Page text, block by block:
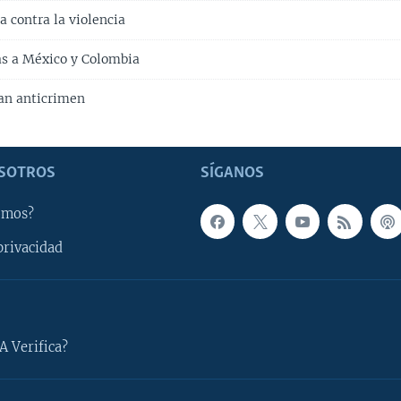
contra la violencia
a México y Colombia
anticrimen
SÍGANOS
Verifica?